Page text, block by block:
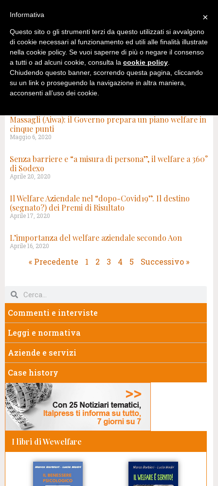
Massagli (Aiwa): il Governo prepara un piano welfare in
cinque punti
Maggio 6, 2020
Senza barriere e “a misura di persona”, il welfare a 360°
di Sodexo
Aprile 20, 2020
Il Welfare Aziendale nel “dopo-Covid19”. Il destino
(segnato?) dei Premi di Risultato
Aprile 17, 2020
L’importanza del welfare aziendale secondo Aon
Aprile 16, 2020
« Precedente 1 2 3 4 5 Successivo »
Commenti e interviste
Leggi e normativa
Aziende e servizi
Case history
I libri di Wewelfare
×
Informativa
Questo sito o gli strumenti terzi da questo utilizzati si avvalgono
di cookie necessari al funzionamento ed utili alle finalità illustrate
nella cookie policy. Se vuoi saperne di più o negare il consenso
a tutti o ad alcuni cookie, consulta la cookie policy.
Chiudendo questo banner, scorrendo questa pagina, cliccando
su un link o proseguendo la navigazione in altra maniera,
acconsenti all’uso dei cookie.